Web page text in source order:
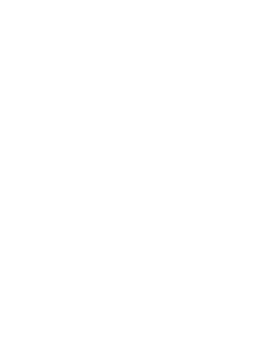
2021!
unser schönes Rotes Meer zu bieten hat.
halten sie euch stets auf dem Laufenden. Egal,
auf dem Programm. Ob im Norden oder Süden, ihr
ihr mit uns zusammen auf die Reise gehen und im